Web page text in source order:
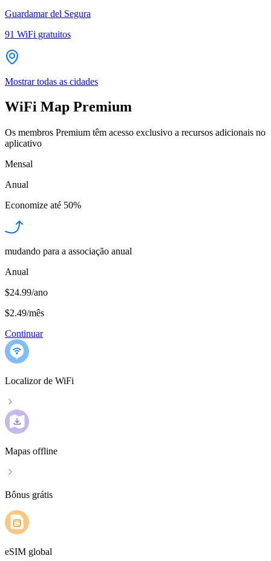
Guardamar del Segura
91 WiFi gratuitos
Mostrar todas as cidades
WiFi Map Premium
Os membros Premium têm acesso exclusivo a recursos adicionais no
aplicativo
Mensal
Anual
Economize até 50%
mudando para a associação anual
Anual
$24.99/ano
$2.49/mês
Continuar
Localizor de WiFi
Mapas offline
Bônus grátis
eSIM global